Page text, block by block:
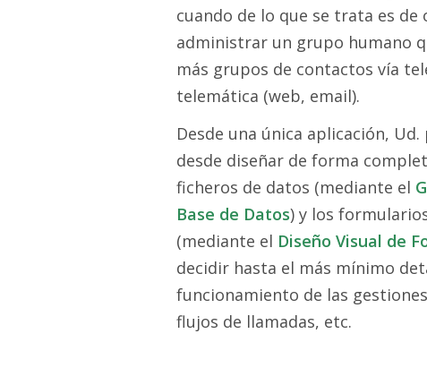
cuando de lo que se trata es de
administrar un grupo humano
más grupos de contactos vía
telemática (web, email).
Desde una única aplicación,
desde diseñar de forma
ficheros de datos (mediante el
Base de Datos) y los
(mediante el Diseño Visual de
decidir hasta el más mínimo
funcionamiento de las
flujos de llamadas, etc.